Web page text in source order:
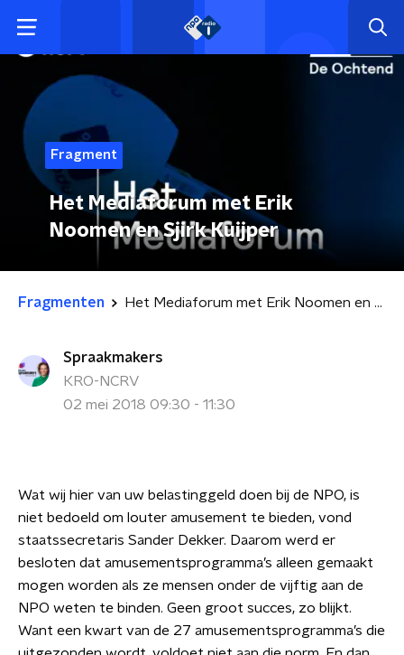
Fragment
Het Mediaforum met Erik
Noomen en Sjirk Kuijper
Fragmenten Het Mediaforum met Erik Noomen en Sjirk Kuijper
Spraakmakers
KRO-NCRV
02 mei 2018 09:30 - 11:30
Wat wij hier van uw belastinggeld doen bij de NPO, is
niet bedoeld om louter amusement te bieden, vond
staatssecretaris Sander Dekker. Daarom werd er
besloten dat amusementsprogramma’s alleen gemaakt
mogen worden als ze mensen onder de vijftig aan de
NPO weten te binden. Geen groot succes, zo blijkt.
Want een kwart van de 27 amusementsprogramma’s die